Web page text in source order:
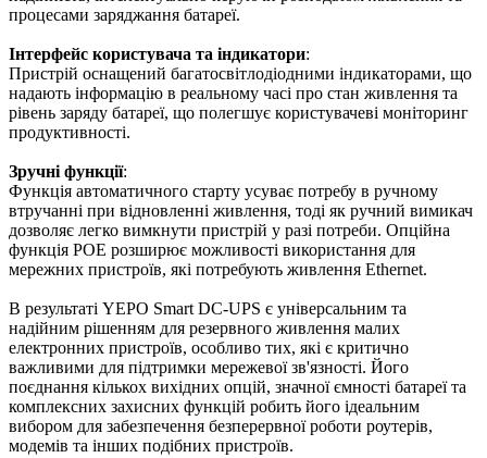
процесами заряджання батареї.
Інтерфейс користувача та індикатори:
Пристрій оснащений багатосвітлодіодними індикаторами, що
надають інформацію в реальному часі про стан живлення та
рівень заряду батареї, що полегшує користувачеві моніторинг
продуктивності.
Зручні функції:
Функція автоматичного старту усуває потребу в ручному
втручанні при відновленні живлення, тоді як ручний вимикач
дозволяє легко вимкнути пристрій у разі потреби. Опційна
функція POE розширює можливості використання для
мережних пристроїв, які потребують живлення Ethernet.
В результаті YEPO Smart DC-UPS є універсальним та
надійним рішенням для резервного живлення малих
електронних пристроїв, особливо тих, які є критично
важливими для підтримки мережевої зв'язності. Його
поєднання кількох вихідних опцій, значної ємності батареї та
комплексних захисних функцій робить його ідеальним
вибором для забезпечення безперервної роботи роутерів,
модемів та інших подібних пристроїв.